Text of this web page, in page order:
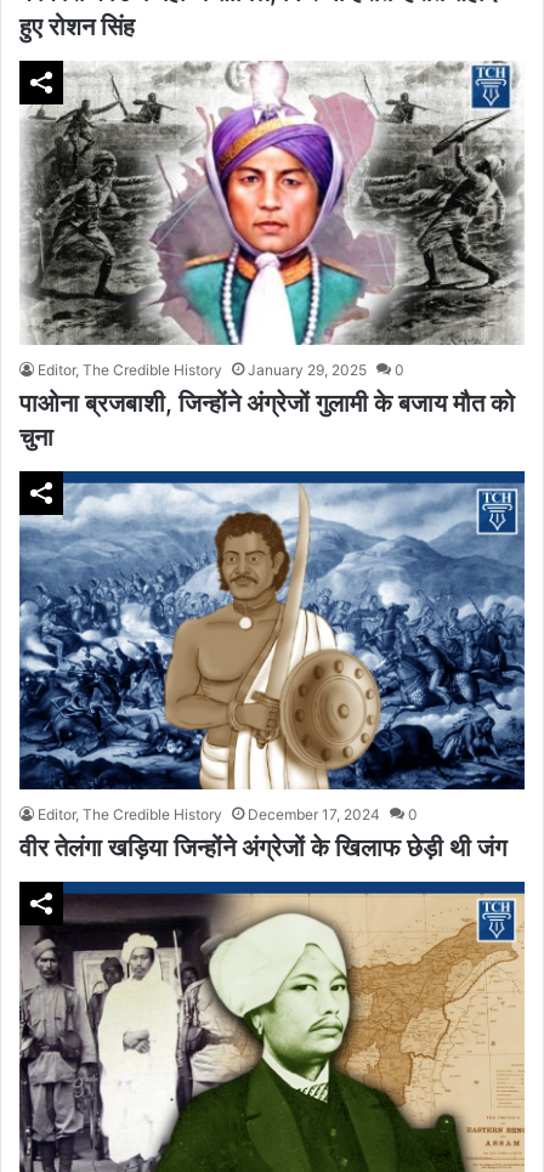
हुए रोशन सिंह
Editor, The Credible History January 29, 2025 0
पाओना ब्रजबाशी, जिन्होंने अंग्रेजों गुलामी के बजाय मौत को
चुना
Editor, The Credible History December 17, 2024 0
वीर तेलंगा खड़िया जिन्होंने अंग्रेजों के खिलाफ छेड़ी थी जंग